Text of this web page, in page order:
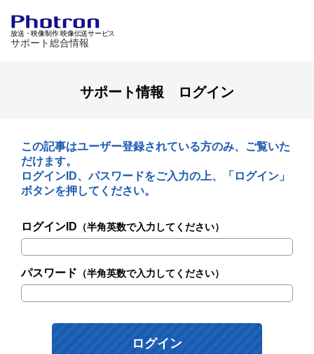
放送・映像制作 映像伝送サービス
サポート総合情報
サポート情報 ログイン
この記事はユーザー登録されている方のみ、ご覧いた
だけます。
ログインID、パスワードをご入力の上、「ログイン」
ボタンを押してください。
ログインID （半角英数で入力してください）
パスワード （半角英数で入力してください）